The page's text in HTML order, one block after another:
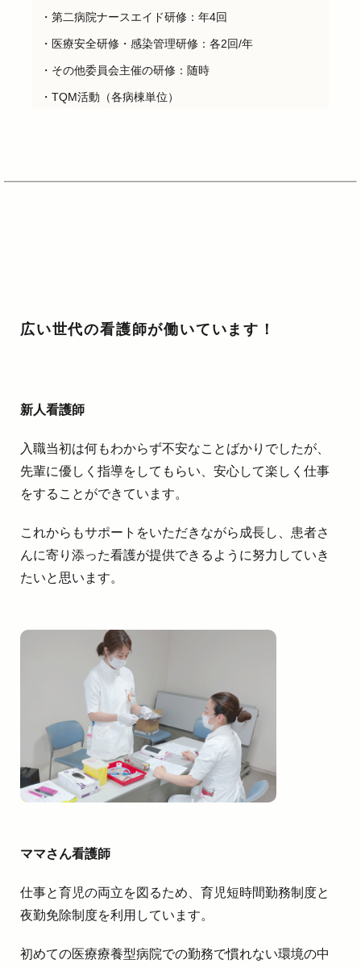
・第二病院ナースエイド研修：年4回
・医療安全研修・感染管理研修：各2回/年
・その他委員会主催の研修：随時
・TQM活動（各病棟単位）
広い世代の看護師が働いています！
新人看護師
入職当初は何もわからず不安なことばかりでしたが、
先輩に優しく指導をしてもらい、安心して楽しく仕事
をすることができています。
これからもサポートをいただきながら成長し、患者さ
んに寄り添った看護が提供できるように努力していき
たいと思います。
ママさん看護師
仕事と育児の両立を図るため、育児短時間勤務制度と
夜勤免除制度を利用しています。
初めての医療療養型病院での勤務で慣れない環境の中